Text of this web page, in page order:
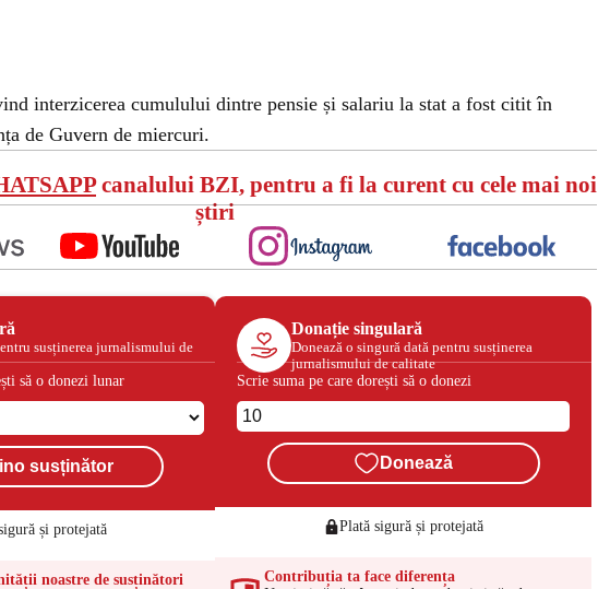
interzicerea cumulului dintre pensie și salariu la stat a fost citit în
de Guvern de miercuri.
canalului BZI, pentru a fi la curent cu cele mai noi
știri
susținerea jurnalismului de
să o donezi lunar
susținător
și protejată
noastre de susținători
Donație singulară
Donează o singură dată pentru susținerea
jurnalismului de calitate
Scrie suma pe care dorești să o donezi
Donează
Plată sigură și protejată
Contribuția ta face diferența